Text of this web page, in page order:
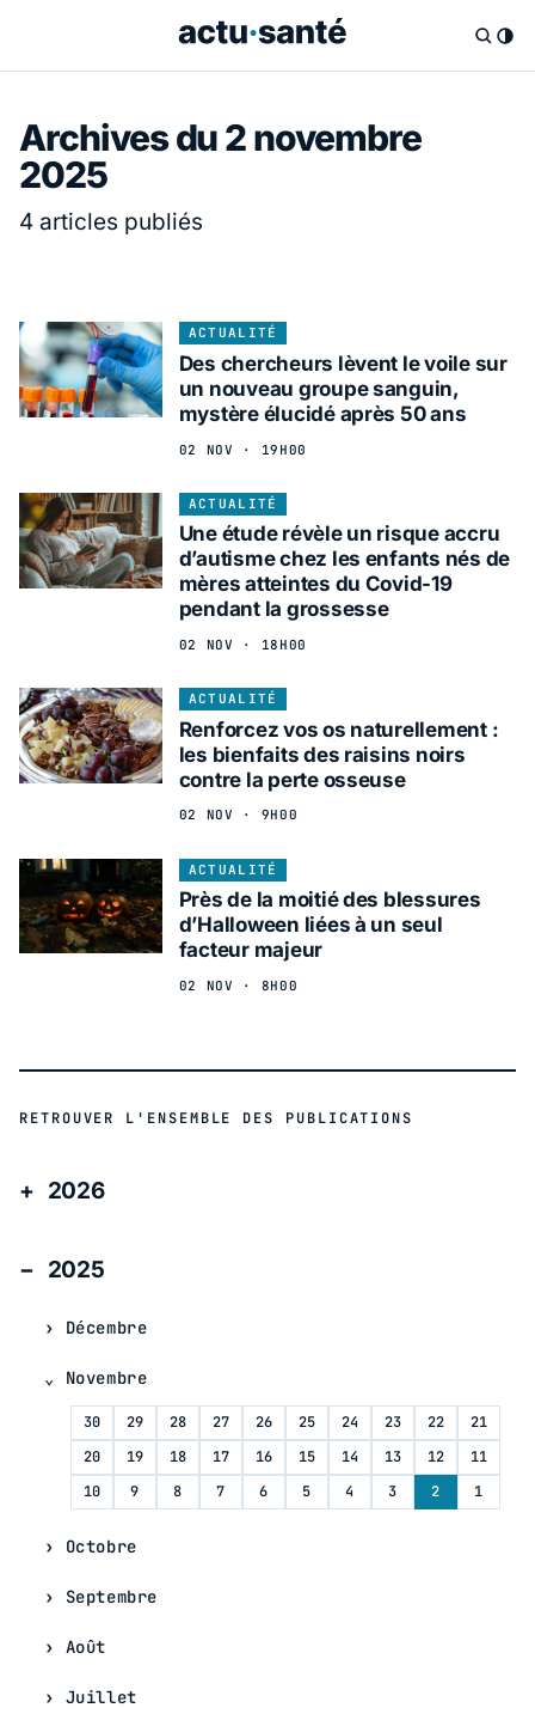
Archives du 2 novembre
2025
4 articles publiés
ACTUALITÉ
Des chercheurs lèvent le voile sur
un nouveau groupe sanguin,
mystère élucidé après 50 ans
02 NOV · 19H00
ACTUALITÉ
Une étude révèle un risque accru
d’autisme chez les enfants nés de
mères atteintes du Covid-19
pendant la grossesse
02 NOV · 18H00
ACTUALITÉ
Renforcez vos os naturellement :
les bienfaits des raisins noirs
contre la perte osseuse
02 NOV · 9H00
ACTUALITÉ
Près de la moitié des blessures
d’Halloween liées à un seul
facteur majeur
02 NOV · 8H00
RETROUVER L'ENSEMBLE DES PUBLICATIONS
2026
2025
Décembre
Novembre
30 29 28 27 26 25 24 23 22
21
20
19 18 17 16 15 14 13 12
11
10
9 8 7 6 5 4 3 2 1
Octobre
Septembre
Août
Juillet